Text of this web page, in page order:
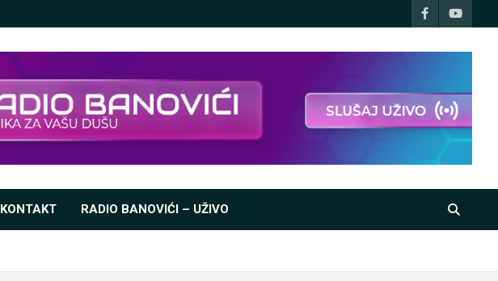
KONTAKT RADIO BANOVIĆI – UŽIVO